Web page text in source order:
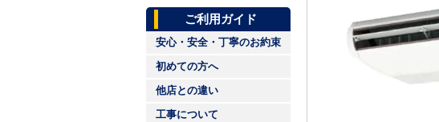
ご利用ガイド
安心・安全・丁寧のお約束
初めての方へ
他店との違い
工事について